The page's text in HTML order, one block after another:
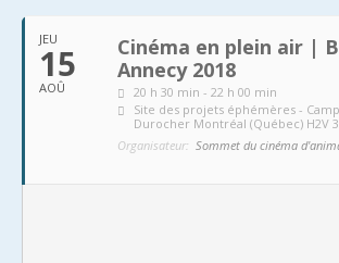
JEU
15
AOÛ
Cinéma en plein air |
Annecy 2018
20 h 30 min - 22 h 00 min
Site des projets éphémères -
Durocher Montréal (Québec) H2V
Organisateur: Sommet du cinéma